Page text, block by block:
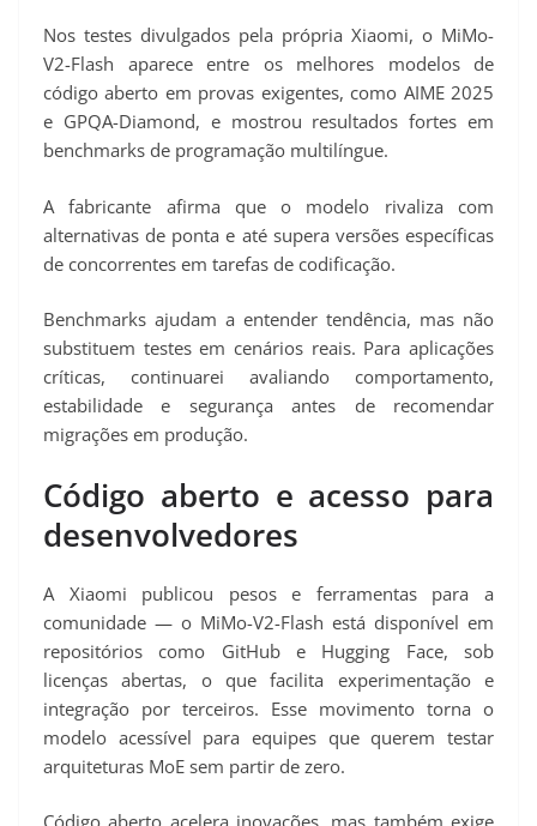
Nos testes divulgados pela própria Xiaomi, o MiMo-
V2-Flash aparece entre os melhores modelos de
código aberto em provas exigentes, como AIME 2025
e GPQA-Diamond, e mostrou resultados fortes em
benchmarks de programação multilíngue.
A fabricante afirma que o modelo rivaliza com
alternativas de ponta e até supera versões específicas
de concorrentes em tarefas de codificação.
Benchmarks ajudam a entender tendência, mas não
substituem testes em cenários reais. Para aplicações
críticas, continuarei avaliando comportamento,
estabilidade e segurança antes de recomendar
migrações em produção.
Código aberto e acesso para
desenvolvedores
A Xiaomi publicou pesos e ferramentas para a
comunidade — o MiMo-V2-Flash está disponível em
repositórios como GitHub e Hugging Face, sob
licenças abertas, o que facilita experimentação e
integração por terceiros. Esse movimento torna o
modelo acessível para equipes que querem testar
arquiteturas MoE sem partir de zero.